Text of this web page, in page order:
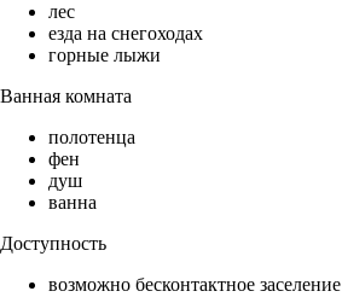
лес
езда на снегоходах
горные лыжи
Ванная комната
полотенца
фен
душ
ванна
Доступность
возможно бесконтактное заселение